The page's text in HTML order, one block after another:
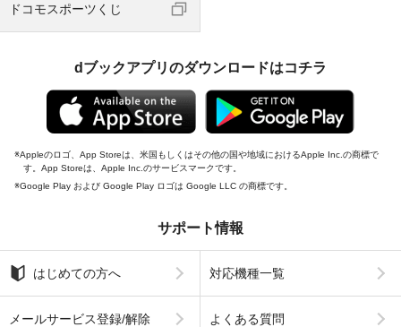
ドコモスポーツくじ
dブックアプリのダウンロードはコチラ
Appleのロゴ、App Storeは、米国もしくはその他の国や地域におけるApple Inc.の商標で
す。App Storeは、Apple Inc.のサービスマークです。
Google Play および Google Play ロゴは Google LLC の商標です。
サポート情報
はじめての方へ 対応機種一覧
メールサービス登録/解除 よくある質問